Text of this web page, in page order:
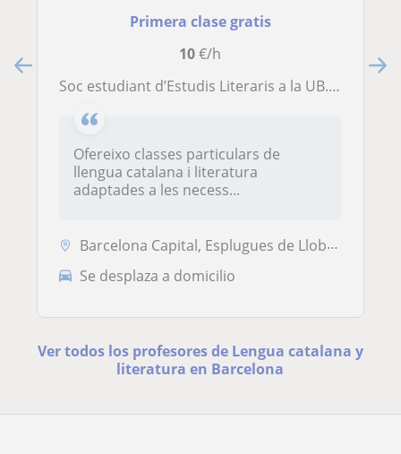
Primera clase gratis
10€/h
Soc estudiant d’Estudis Literaris a la UB. Ofereixo classes classes personalitzades segons les necessitats de cada alumne
Ofereixo classes particulars de
llengua catalana i literatura
adaptades a les necess...
Barcelona Capital, Esplugues de Llobregat, Hospitalet de Llobregat
Se desplaza a domicilio
Ver todos los profesores de Lengua catalana y
literatura en Barcelona